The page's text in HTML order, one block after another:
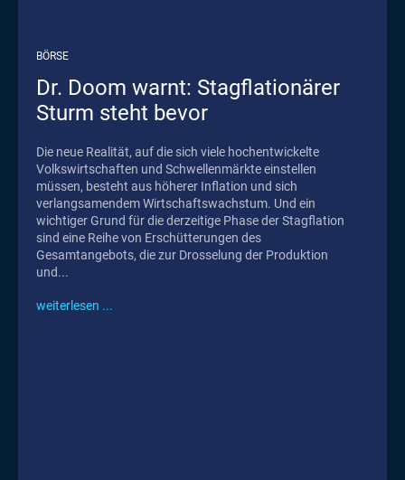
BÖRSE
Dr. Doom warnt: Stagflationärer
Sturm steht bevor
Die neue Realität, auf die sich viele hochentwickelte
Volkswirtschaften und Schwellenmärkte einstellen
müssen, besteht aus höherer Inflation und sich
verlangsamendem Wirtschaftswachstum. Und ein
wichtiger Grund für die derzeitige Phase der Stagflation
sind eine Reihe von Erschütterungen des
Gesamtangebots, die zur Drosselung der Produktion
und...
weiterlesen ...